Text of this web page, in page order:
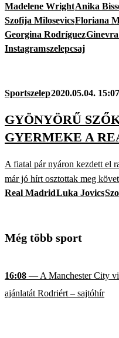
Madelene WrightAnika
Szofija MilosevicsFloriana
Georgina Rodríguez
Instagramszelepcsaj
Sportszelep2020.05.04. 15:07
GYÖNYÖRŰ
GYERMEKE A
A fiatal pár nyáron kezdett el
már jó hírt osztottak meg
Real MadridLuka Jovics
Még több sport
16:08 — A Manchester City
ajánlatát Rodriért – sajtóhír